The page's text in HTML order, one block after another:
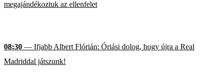
megajándékoztuk az ellenfelet
08:30 — Ifjabb Albert Flórián: Óriási dolog, hogy újra a Real
Madriddal játszunk!